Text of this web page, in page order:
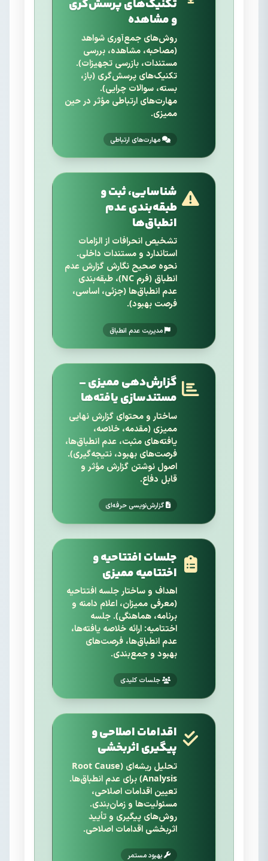
تکنیک‌های پرسش‌گری
و مشاهده
روش‌های جمع‌آوری شواهد
(مصاحبه، مشاهده، بررسی
مستندات، بازرسی تجهیزات).
تکنیک‌های پرسش‌گری (باز،
بسته، سوالات چرایی).
مهارت‌های ارتباطی مؤثر در حین
ممیزی.
مهارت‌های ارتباطی
شناسایی، ثبت و
طبقه‌بندی عدم
انطباق‌ها
تشخیص انحرافات از الزامات
استاندارد و مستندات داخلی.
نحوه صحیح نگارش گزارش عدم
انطباق (فرم NC)، طبقه‌بندی
عدم انطباق‌ها (جزئی، اساسی،
فرصت بهبود).
مدیریت عدم انطباق
گزارش‌دهی ممیزی –
مستندسازی یافته‌ها
ساختار و محتوای گزارش نهایی
ممیزی (مقدمه، خلاصه،
یافته‌های مثبت، عدم انطباق‌ها،
فرصت‌های بهبود، نتیجه‌گیری).
اصول نوشتن گزارش مؤثر و
قابل دفاع.
گزارش‌نویسی حرفه‌ای
جلسات افتتاحیه و
اختتامیه ممیزی
اهداف و ساختار جلسه افتتاحیه
(معرفی ممیزان، اعلام دامنه و
برنامه، هماهنگی). جلسه
اختتامیه: ارائه خلاصه یافته‌ها،
عدم انطباق‌ها، فرصت‌های
بهبود و جمع‌بندی.
جلسات کلیدی
اقدامات اصلاحی و
پیگیری اثربخشی
تحلیل ریشه‌ای (Root Cause
Analysis) برای عدم انطباق‌ها.
تعیین اقدامات اصلاحی،
مسئولیت‌ها و زمان‌بندی.
روش‌های پیگیری و تأیید
اثربخشی اقدامات اصلاحی.
بهبود مستمر